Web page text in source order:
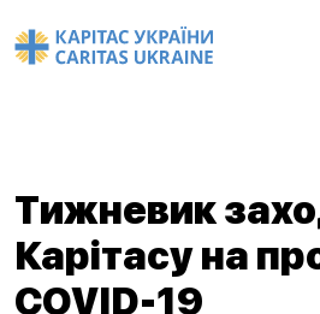
Тижневик
Карітасу на
COVID-19